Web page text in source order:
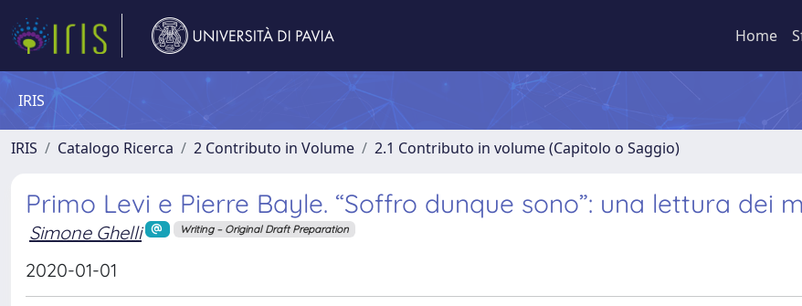
Home
IRIS
IRIS Catalogo Ricerca 2 Contributo in Volume 2.1 Contributo in volume (Capitolo o Saggio)
Primo Levi e Pierre Bayle. “Soffro dunque sono”: una lettura dei
Simone Ghelli Writing – Original Draft Preparation
2020-01-01